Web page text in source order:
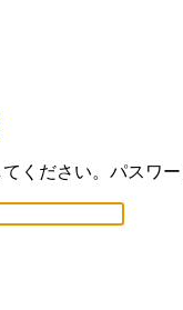
ください。パスワ